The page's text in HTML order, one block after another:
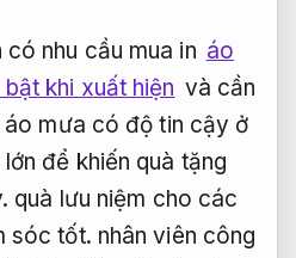
nhu cầu mua in áo
khi xuất hiện và cần
mưa có độ tin cậy ở
để khiến quà tặng
quà lưu niệm cho các
sóc tốt. nhân viên công